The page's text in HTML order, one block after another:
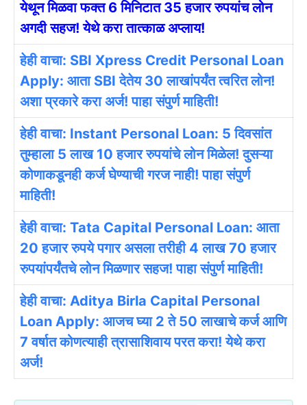
येथून मिळवा फक्त 6 मिनिटात 35 हजार रुपयांच लोन
अगदी सहज! येथे करा तात्काळ अप्लाय!
हेही वाचा: SBI Xpress Credit Personal Loan
Apply: आता SBI देतेय 30 लाखांपर्यंत त्वरित लोन!
अशा प्रकारे करा अर्ज! पाहा संपुर्ण माहिती!
हेही वाचा: Instant Personal Loan: 5 दिवसांत
तुम्हाला 5 लाख 10 हजार रुपयांचे लोन मिळेल! दुसऱ्या
कोणाकडूनही कर्ज घेण्याची गरज नाही! पाहा संपुर्ण
माहिती!
हेही वाचा: Tata Capital Personal Loan: आता
20 हजार रुपये पगार असला तरीही 4 लाख 70 हजार
रुपयांपर्यंतचे लोन मिळणार सहज! पाहा संपुर्ण माहिती!
हेही वाचा: Aditya Birla Capital Personal
Loan Apply: आजच घ्या 2 ते 50 लाखाचे कर्ज आणि
7 वर्षात कोणत्याही त्रासाशिवाय परत करा! येथे करा
अर्ज!